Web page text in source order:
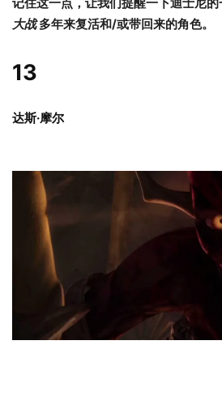
大战多年来复活和/或带回来的角色。
13
达斯·摩尔